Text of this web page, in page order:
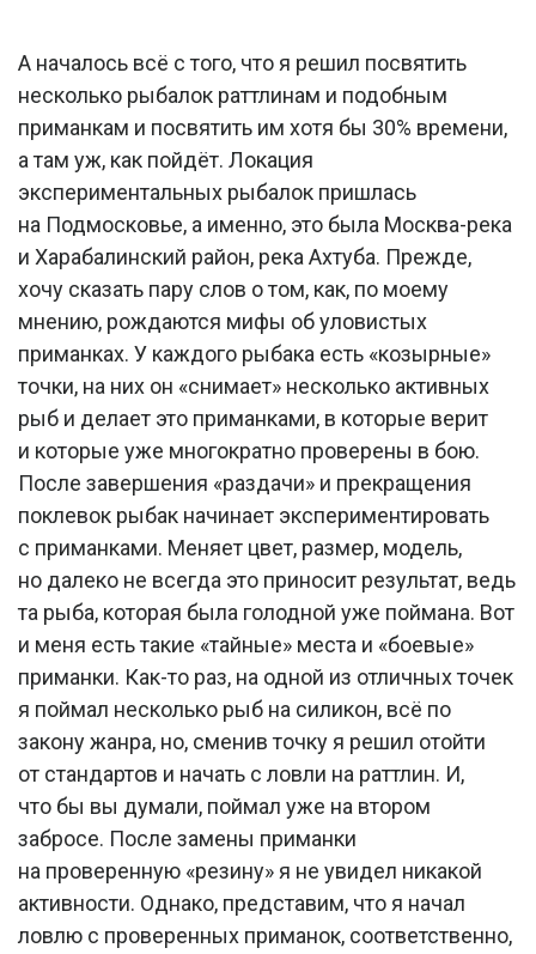
А началось всё с того, что я решил посвятить
несколько рыбалок раттлинам и подобным
приманкам и посвятить им хотя бы 30% времени,
а там уж, как пойдёт. Локация
экспериментальных рыбалок пришлась
на Подмосковье, а именно, это была Москва-река
и Харабалинский район, река Ахтуба. Прежде,
хочу сказать пару слов о том, как, по моему
мнению, рождаются мифы об уловистых
приманках. У каждого рыбака есть «козырные»
точки, на них он «снимает» несколько активных
рыб и делает это приманками, в которые верит
и которые уже многократно проверены в бою.
После завершения «раздачи» и прекращения
поклевок рыбак начинает экспериментировать
с приманками. Меняет цвет, размер, модель,
но далеко не всегда это приносит результат, ведь
та рыба, которая была голодной уже поймана. Вот
и меня есть такие «тайные» места и «боевые»
приманки. Как-то раз, на одной из отличных точек
я поймал несколько рыб на силикон, всё по
закону жанра, но, сменив точку я решил отойти
от стандартов и начать с ловли на раттлин. И,
что бы вы думали, поймал уже на втором
забросе. После замены приманки
на проверенную «резину» я не увидел никакой
активности. Однако, представим, что я начал
ловлю с проверенных приманок, соответственно,